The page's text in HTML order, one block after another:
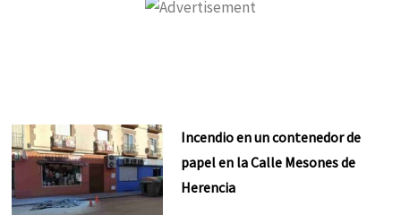
Incendio en un contenedor de
papel en la Calle Mesones de
Herencia